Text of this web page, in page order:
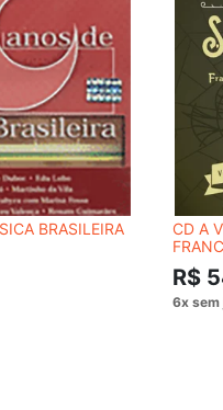
BRASILEIRA
CD A
R$